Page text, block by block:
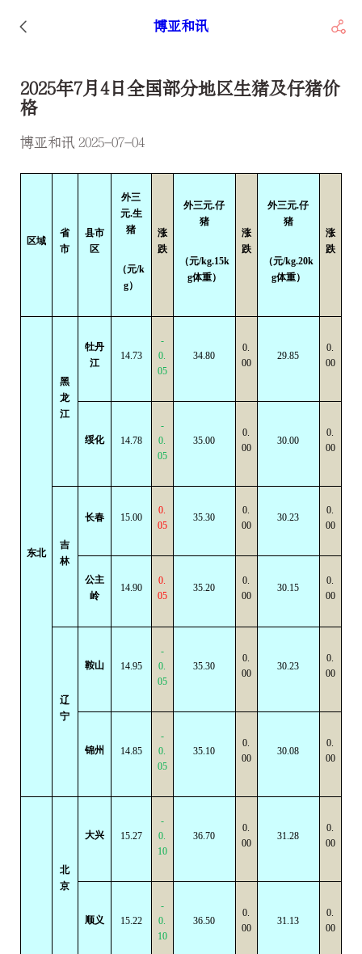
博亚和讯
2025年7月4日全国部分地区生猪及仔猪价
格
博亚和讯 2025-07-04
区域
省
市
县市
区
外三
元.生
猪
（元/k
g）
涨
跌
外三元.仔
猪
（元/kg.15k
g体重）
涨
跌
外三元.仔
猪
（元/kg.20k
g体重）
涨
跌
东北
黑
龙
江
牡丹
江
14.73
-
0.
05
34.80
0.
00
29.85
0.
00
绥化 14.78
-
0.
05
35.00
0.
00
30.00
0.
00
吉
林
长春 15.00
0.
05
35.30
0.
00
30.23
0.
00
公主
岭
14.90
0.
05
35.20
0.
00
30.15
0.
00
辽
宁
鞍山 14.95
-
0.
05
35.30
0.
00
30.23
0.
00
锦州 14.85
-
0.
05
35.10
0.
00
30.08
0.
00
北
京
大兴 15.27
-
0.
10
36.70
0.
00
31.28
0.
00
顺义 15.22
-
0.
10
36.50
0.
00
31.13
0.
00